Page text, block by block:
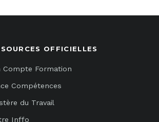
OFFICIELLES
Compte Formation
Compétences
du Travail
Inffo